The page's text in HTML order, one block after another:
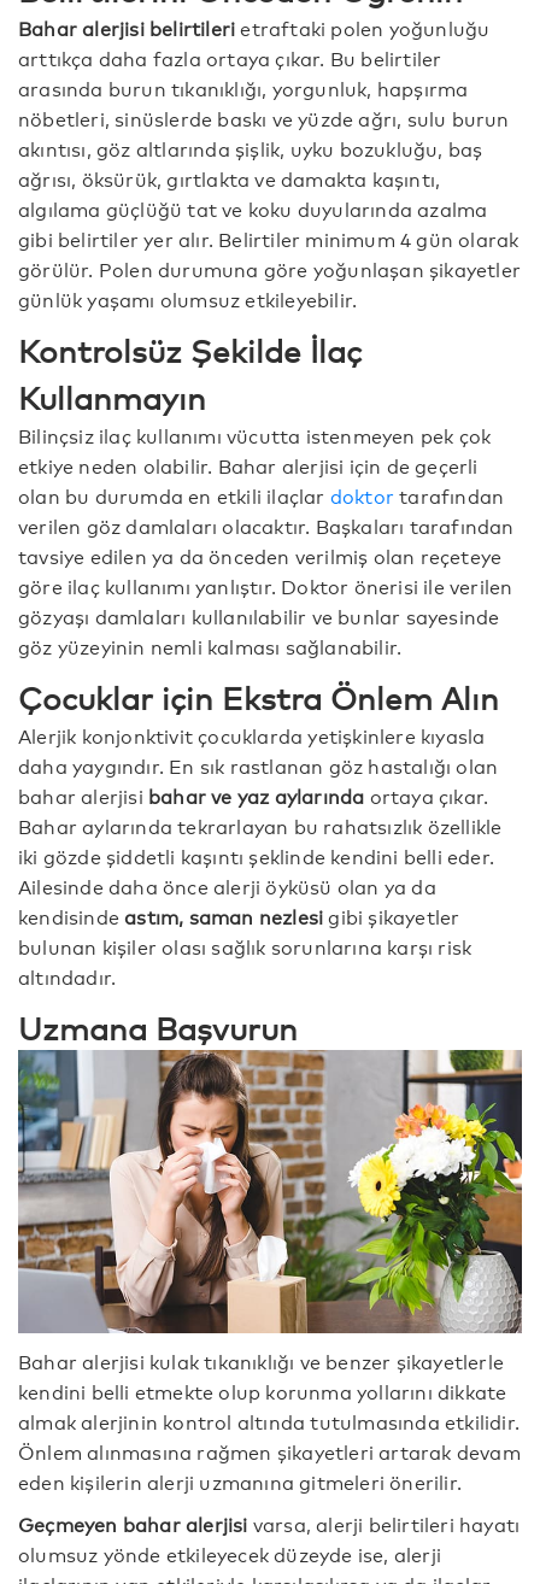
Bahar alerjisi belirtilerietraftaki polen yoğunluğu
arttıkça daha fazla ortaya çıkar. Bu belirtiler
arasında burun tıkanıklığı, yorgunluk, hapşırma
nöbetleri, sinüslerde baskı ve yüzde ağrı, sulu burun
akıntısı, göz altlarında şişlik, uyku bozukluğu, baş
ağrısı, öksürük, gırtlakta ve damakta kaşıntı,
algılama güçlüğü tat ve koku duyularında azalma
gibi belirtiler yer alır. Belirtiler minimum 4 gün olarak
görülür. Polen durumuna göre yoğunlaşan şikayetler
günlük yaşamı olumsuz etkileyebilir.
Kontrolsüz Şekilde İlaç
Kullanmayın
Bilinçsiz ilaç kullanımı vücutta istenmeyen pek çok
etkiye neden olabilir. Bahar alerjisi için de geçerli
olan bu durumda en etkili ilaçlar doktortarafından
verilen göz damlaları olacaktır. Başkaları tarafından
tavsiye edilen ya da önceden verilmiş olan reçeteye
göre ilaç kullanımı yanlıştır. Doktor önerisi ile verilen
gözyaşı damlaları kullanılabilir ve bunlar sayesinde
göz yüzeyinin nemli kalması sağlanabilir.
Çocuklar için Ekstra Önlem Alın
Alerjik konjonktivit çocuklarda yetişkinlere kıyasla
daha yaygındır. En sık rastlanan göz hastalığı olan
bahar alerjisi bahar ve yaz aylarında ortaya çıkar.
Bahar aylarında tekrarlayan bu rahatsızlık özellikle
iki gözde şiddetli kaşıntı şeklinde kendini belli eder.
Ailesinde daha önce alerji öyküsü olan ya da
kendisindeastım, saman nezlesigibi şikayetler
bulunan kişiler olası sağlık sorunlarına karşı risk
altındadır.
Uzmana Başvurun
Bahar alerjisi kulak tıkanıklığı ve benzer şikayetlerle
kendini belli etmekte olup korunma yollarını dikkate
almak alerjinin kontrol altında tutulmasında etkilidir.
Önlem alınmasına rağmen şikayetleri artarak devam
eden kişilerin alerji uzmanına gitmeleri önerilir.
Geçmeyen bahar alerjisi varsa, alerji belirtileri hayatı
olumsuz yönde etkileyecek düzeyde ise, alerji